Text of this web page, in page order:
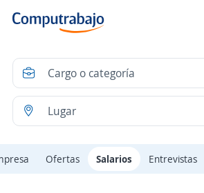
Ofertas Salarios Entrevistas